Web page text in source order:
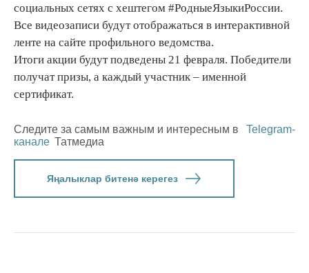
социальных сетях с хештегом #РодныеЯзыкиРоссии.
Все видеозаписи будут отображаться в интерактивной
ленте на сайте профильного ведомства.
Итоги акции будут подведены 21 февраля. Победители
получат призы, а каждый участник – именной
сертификат.
Следите за самым важным и интересным в
Telegram-
канале Татмедиа
Яңалыклар битенә керегез